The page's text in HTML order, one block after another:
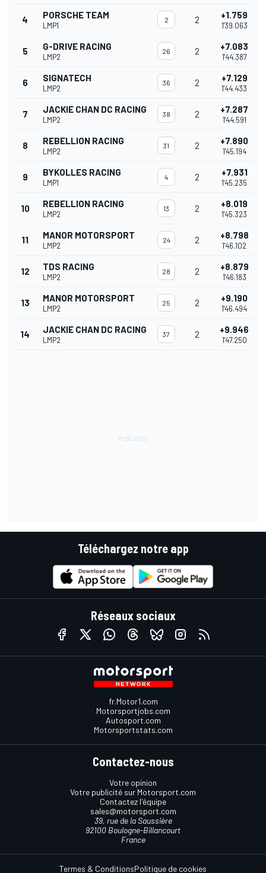
4 PORSCHE TEAM
LMP1
2 2 +1.759
1'39.063
5 G-DRIVE RACING
LMP2
26 2 +7.083
1'44.387
6 SIGNATECH
LMP2
36 2 +7.129
1'44.433
7 JACKIE CHAN DC RACING
LMP2
38 2 +7.287
1'44.591
8 REBELLION RACING
LMP2
31 2 +7.890
1'45.194
9 BYKOLLES RACING
LMP1
4 2 +7.931
1'45.235
10 REBELLION RACING
LMP2
13 2 +8.019
1'45.323
11 MANOR MOTORSPORT
LMP2
24 2 +8.798
1'46.102
12 TDS RACING
LMP2
28 2 +8.879
1'46.183
13 MANOR MOTORSPORT
LMP2
25 2 +9.190
1'46.494
14 JACKIE CHAN DC RACING
LMP2
37 2 +9.946
1'47.250
Téléchargez notre app
Réseaux sociaux
fr.Motor1.com
Motorsportjobs.com
Autosport.com
Motorsportstats.com
Contactez-nous
Votre opinion
Votre publicité sur Motorsport.com
Contactez l'équipe
sales@motorsport.com
39, rue de la Saussière
92100 Boulogne-Billancourt
France
Termes & ConditionsPolitique de cookies